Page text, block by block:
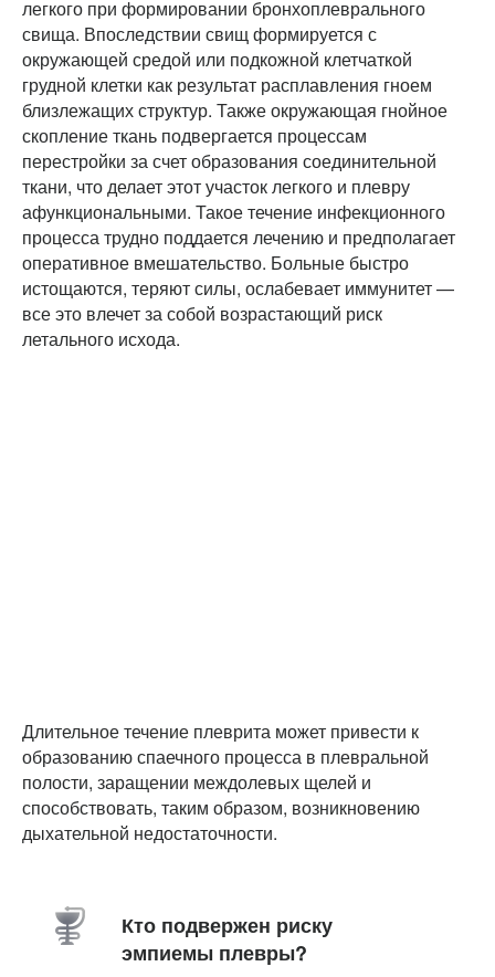
легкого при формировании бронхоплеврального
свища. Впоследствии свищ формируется с
окружающей средой или подкожной клетчаткой
грудной клетки как результат расплавления гноем
близлежащих структур. Также окружающая гнойное
скопление ткань подвергается процессам
перестройки за счет образования соединительной
ткани, что делает этот участок легкого и плевру
афункциональными. Такое течение инфекционного
процесса трудно поддается лечению и предполагает
оперативное вмешательство. Больные быстро
истощаются, теряют силы, ослабевает иммунитет —
все это влечет за собой возрастающий риск
летального исхода.
Длительное течение плеврита может привести к
образованию спаечного процесса в плевральной
полости, заращении междолевых щелей и
способствовать, таким образом, возникновению
дыхательной недостаточности.
Кто подвержен риску
эмпиемы плевры?